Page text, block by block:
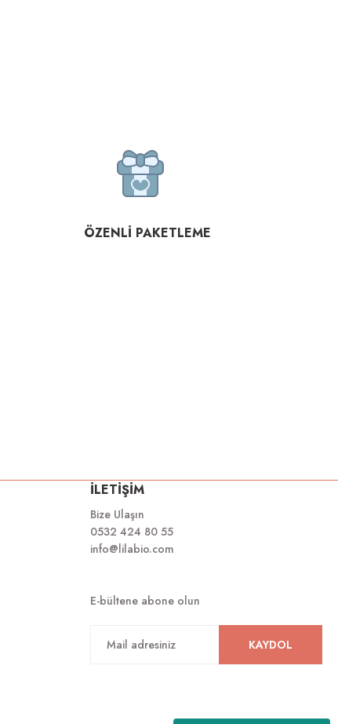
ÖZENLİ PAKETLEME
İLETİŞİM
Bize Ulaşın
0532 424 80 55
info@lilabio.com
E-bültene abone olun
KAYDOL